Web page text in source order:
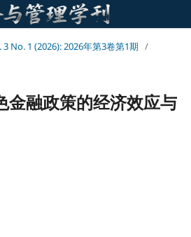
3 No. 1 (2026): 2026年第3卷第1期 /
金融政策的经济效应与